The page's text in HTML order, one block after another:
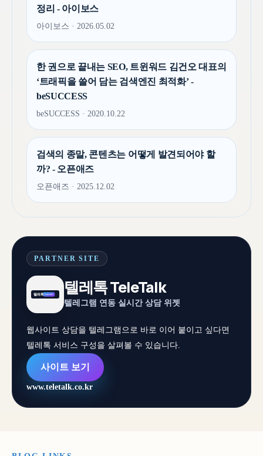
정리 - 아이보스
아이보스 · 2026.05.02
한 권으로 끝내는 SEO, 트윈워드 김건오 대표의
‘트래픽을 쓸어 담는 검색엔진 최적화’ -
beSUCCESS
beSUCCESS · 2020.10.22
검색의 종말, 콘텐츠는 어떻게 발견되어야 할
까? - 오픈애즈
오픈애즈 · 2025.12.02
PARTNER SITE
텔레톡 TeleTalk
텔레그램 연동 실시간 상담 위젯
웹사이트 상담을 텔레그램으로 바로 이어 붙이고 싶다면
텔레톡 서비스 구성을 살펴볼 수 있습니다.
사이트 보기
www.teletalk.co.kr